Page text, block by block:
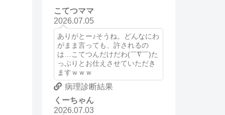
こてつママ
2026.07.05
ありがとー♪そうね。どんなにわ
がまま言っても、許されるの
は…こてつんだけだわ(￣∇￣)た
っぷりとお仕えさせていただき
ますｗｗｗ
病理診断結果
くーちゃん
2026.07.03